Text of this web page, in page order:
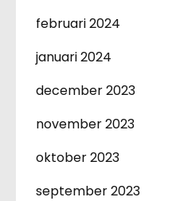
februari 2024
januari 2024
december 2023
november 2023
oktober 2023
september 2023